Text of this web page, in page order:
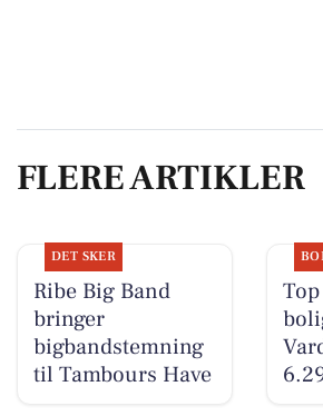
FLERE ARTIKLER
DET SKER
Ribe Big Band
bringer
bigbandstemning
til Tambours Have